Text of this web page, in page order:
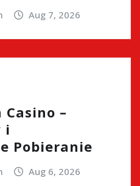
Aug 7, 2026
–
i
Pobieranie
Aug 6, 2026